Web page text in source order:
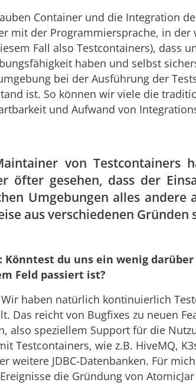
Container und die Integration
mit der Programmiersprache, in der
Fall also Testcontainers), dass
haben und selbst
bei der Ausführung der
ist. So können wir viele die
und Aufwand von
von Testcontainers
öfter gesehen, dass der
Umgebungen alles
aus verschiedenen Gründen
Könntest du uns ein wenig
Feld passiert ist?
Wir haben natürlich kontinuierlich
Das reicht von Bugfixes zu neuen
also speziellem Support für die
Testcontainers, wie z.B. HiveMQ,
weitere JDBC-Datenbanken. Für
die Gründung von